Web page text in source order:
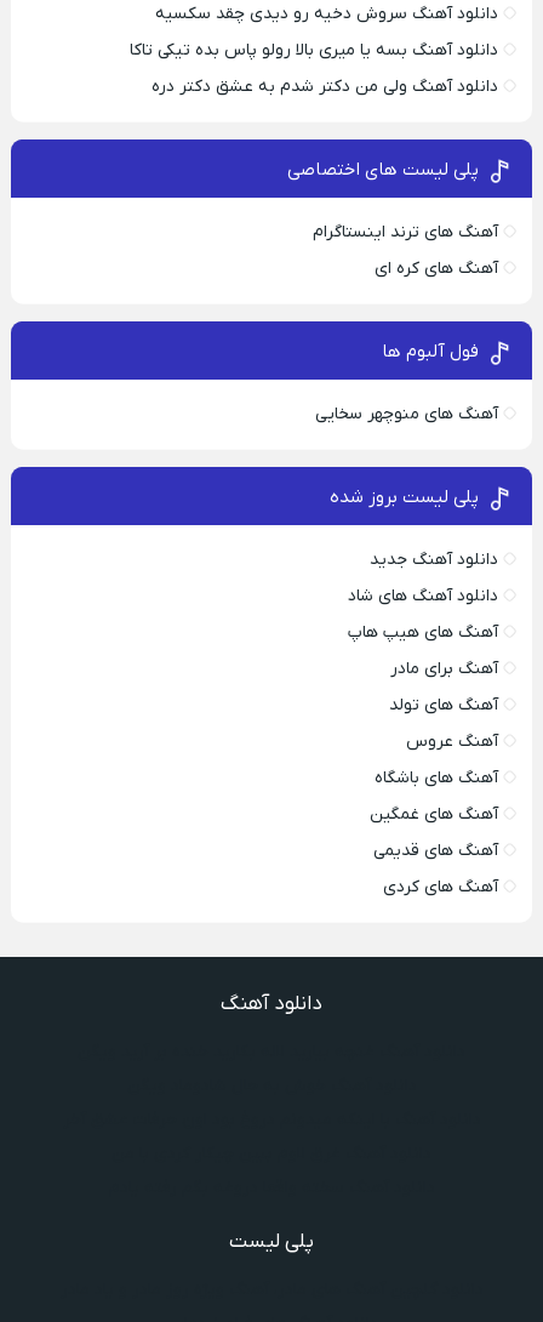
دانلود آهنگ سروش دخیه رو دیدی چقد سکسیه
دانلود آهنگ بسه یا میری بالا رولو پاس بده تیکی تاکا
دانلود آهنگ ولی من دکتر شدم به عشق دکتر دره
پلی لیست های اختصاصی
آهنگ های ترند اینستاگرام
آهنگ های کره ای
فول آلبوم ها
آهنگ های منوچهر سخایی
پلی لیست بروز شده
دانلود آهنگ جدید
دانلود آهنگ های شاد
آهنگ های هیپ هاپ
آهنگ برای مادر
آهنگ های تولد
آهنگ عروس
آهنگ های باشگاه
آهنگ های غمگین
آهنگ های قدیمی
آهنگ های کردی
دانلود آهنگ
پلی لیست